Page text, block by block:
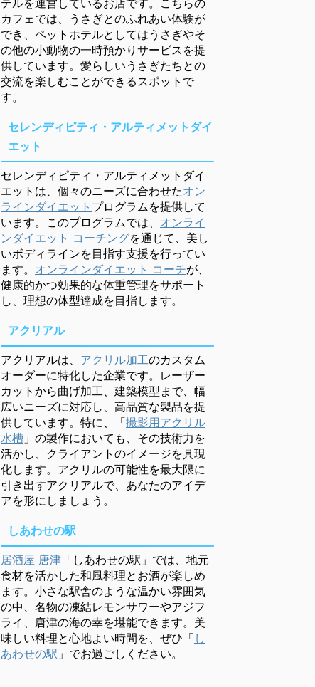
テルを運営しているお店です。こちらの
カフェでは、うさぎとのふれあい体験が
でき、ペットホテルとしてはうさぎやそ
の他の小動物の一時預かりサービスを提
供しています。愛らしいうさぎたちとの
交流を楽しむことができるスポットで
す。
セレンディピティ・アルティメットダイ
エット
セレンディピティ・アルティメットダイ
エットは、個々のニーズに合わせたオン
ラインダイエット プログラムを提供して
います。このプログラムでは、 オンライ
ンダイエット コーチングを通じて、美し
いボディラインを目指す支援を行ってい
ます。 オンラインダイエット コーチが、
健康的かつ効果的な体重管理をサポート
し、理想の体型達成を目指します。
アクリアル
アクリアルは、 アクリル加工のカスタム
オーダーに特化した企業です。レーザー
カットから曲げ加工、建築模型まで、幅
広いニーズに対応し、高品質な製品を提
供しています。特に、「撮影用アクリル
水槽 」の製作においても、その技術力を
活かし、クライアントのイメージを具現
化します。アクリルの可能性を最大限に
引き出すアクリアルで、あなたのアイデ
アを形にしましょう。
しあわせの駅
居酒屋 唐津 「しあわせの駅」では、地元
食材を活かした和風料理とお酒が楽しめ
ます。小さな駅舎のような温かい雰囲気
の中、名物の凍結レモンサワーやアジフ
ライ、唐津の海の幸を堪能できます。美
味しい料理と心地よい時間を、ぜひ「 し
あわせの駅 」でお過ごしください。